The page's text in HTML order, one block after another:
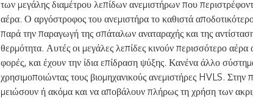
των μεγάλης διαμέτρου λεπίδων ανεμιστήρων που
αέρα. Ο αργόστροφος του ανεμιστήρα το καθιστά
παρά την παραγωγή της σπάταλων αναταραχής και της
θερμότητα. Αυτές οι μεγάλες λεπίδες κινούν περισσότερο
φορές, και έχουν την ίδια επίδραση ψύξης. Κανένα άλλο
χρησιμοποιώντας τους βιομηχανικούς ανεμιστήρες HVLS. Στην
μειώσουν ή ακόμα και να αποβάλουν πλήρως τη χρήση των